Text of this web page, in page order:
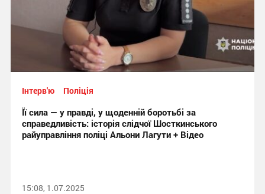
Інтерв'ю Поліція
Її сила — у правді, у щоденній боротьбі за
справедливість: історія слідчої Шосткинського
райуправління поліці Альони Лагути + Відео
15:08, 1.07.2025